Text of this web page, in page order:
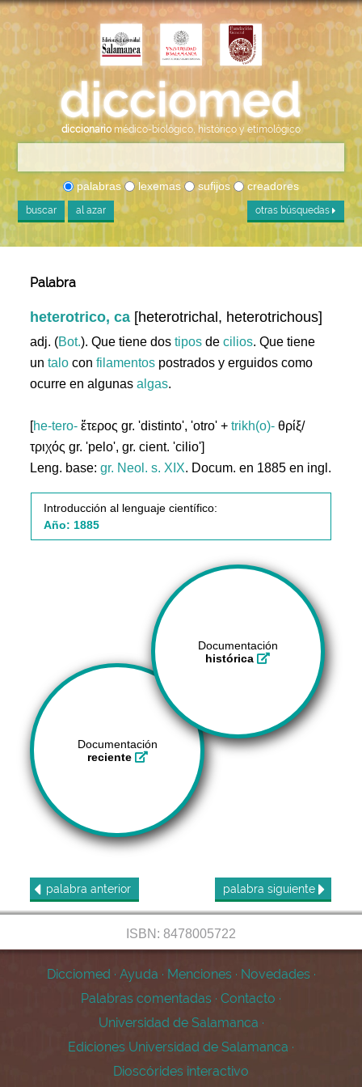
diccionario médico-biológico, histórico y etimológico
palabras lexemas sufijos creadores
buscar al azar otras búsquedas
Palabra
heterotrico, ca [heterotrichal, heterotrichous]
adj. (Bot.). Que tiene dostipos decilios. Que tiene
untalo confilamentos postrados y erguidos como
ocurre en algunasalgas.
[he-tero- ἕτερος gr. 'distinto', 'otro' +trikh(o)- θρίξ/
τριχός gr. 'pelo', gr. cient. 'cilio']
Leng. base:gr. Neol. s. XIX. Docum. en 1885 en ingl.
Introducción al lenguaje científico:
Año: 1885
Documentación
histórica
Documentación
reciente
palabra anterior palabra siguiente
ISBN: 8478005722
Dicciomed · Ayuda · Menciones · Novedades ·
Palabras comentadas · Contacto ·
Universidad de Salamanca ·
Ediciones Universidad de Salamanca ·
Dioscórides interactivo